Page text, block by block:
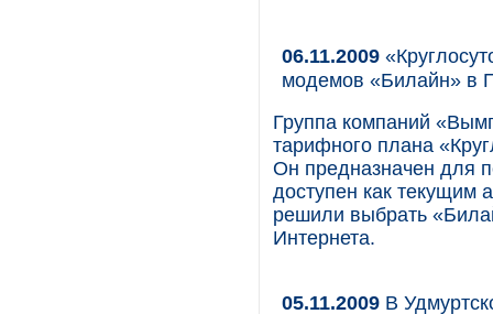
06.11.2009
модемов «Билайн» в
Группа компаний
тарифного плана
Он предназначен для
доступен как текущим
решили выбрать
Интернета.
05.11.2009 В